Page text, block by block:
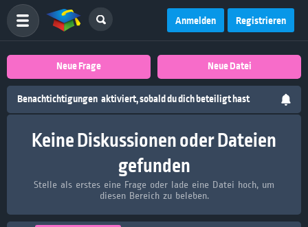
Anmelden Registrieren
Neue Frage Neue Datei
Benachtichtigungen aktiviert, sobald du dich beteiligt hast
Keine Diskussionen oder Dateien
gefunden
Stelle als erstes eine Frage oder lade eine Datei hoch, um
diesen Bereich zu beleben.